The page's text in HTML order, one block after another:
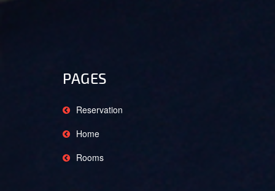
PAGES
Reservation
Home
Rooms